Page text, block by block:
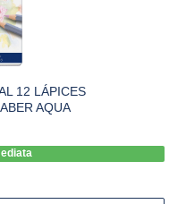
12 LÁPICES
AQUA